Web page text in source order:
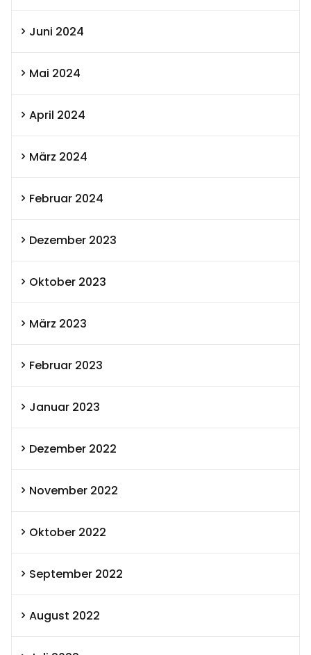
Juni 2024
Mai 2024
April 2024
März 2024
Februar 2024
Dezember 2023
Oktober 2023
März 2023
Februar 2023
Januar 2023
Dezember 2022
November 2022
Oktober 2022
September 2022
August 2022